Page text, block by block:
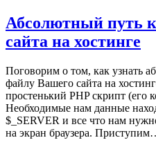
Абсолютный путь
сайта на хостинге
Поговорим о том, как узнать
файлу Вашего сайта на
простенький PHP скрипт (его
Необходимые нам данные
$_SERVER и все что нам
на экран браузера.